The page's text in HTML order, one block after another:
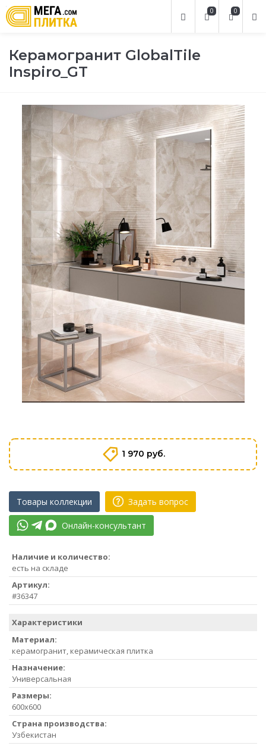
0
0
Керамогранит GlobalTile
Inspiro_GT
1 970 руб.
Товары коллекции Задать вопрос
Онлайн-консультант
Наличие и количество:
есть на складе
Артикул:
#36347
Характеристики
Материал:
керамогранит, керамическая плитка
Назначение:
Универсальная
Размеры:
600x600
Страна производства:
Узбекистан